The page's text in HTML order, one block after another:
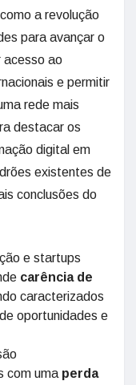
a revolução
para avançar o
acesso ao
e permitir
rede mais
destacar os
digital em
existentes de
conclusões do
e startups
carência de
caracterizados
oportunidades e
com uma perda